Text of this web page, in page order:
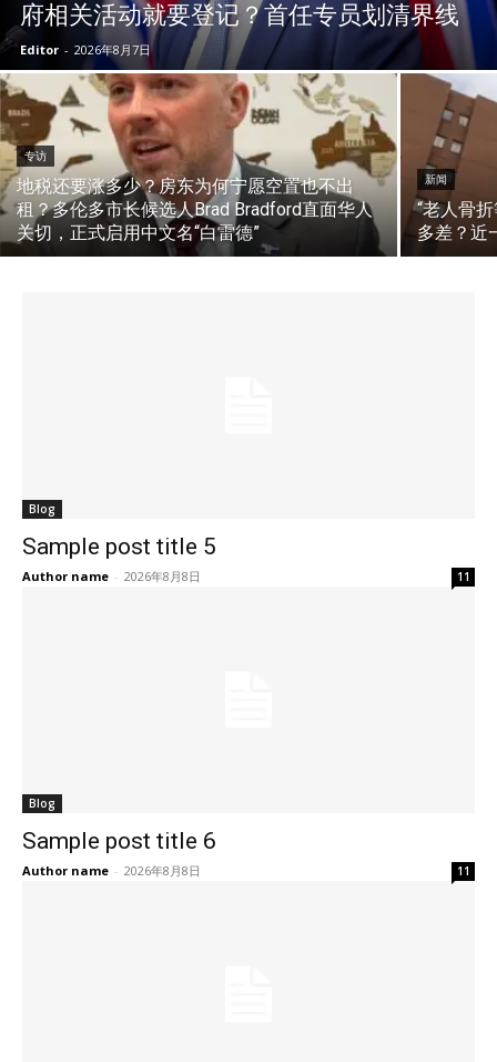
府相关活动就要登记？首任专员划清界线
Editor - 2026年8月7日
专访
地税还要涨多少？房东为何宁愿空置也不出
租？多伦多市长候选人Brad Bradford直面华人
关切，正式启用中文名“白雷德”
新闻
“老人骨
多差？近
Blog
Sample post title 5
Author name - 2026年8月8日 11
Blog
Sample post title 6
Author name - 2026年8月8日 11